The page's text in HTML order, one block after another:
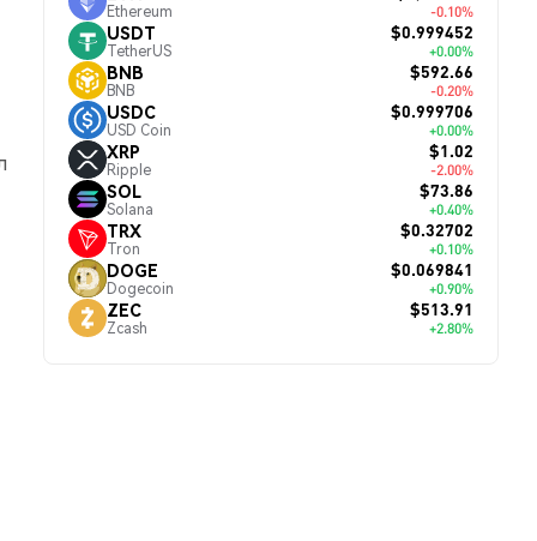
Ethereum -0.10%
USDT
TetherUS
$0.999452
+0.00%
BNB
BNB
$592.66
-0.20%
USDC
USD Coin
$0.999706
+0.00%
XRP
Ripple
$1.02
-2.00%
SOL
Solana
$73.86
+0.40%
TRX
Tron
$0.32702
+0.10%
DOGE
Dogecoin
$0.069841
+0.90%
ZEC
Zcash
$513.91
+2.80%